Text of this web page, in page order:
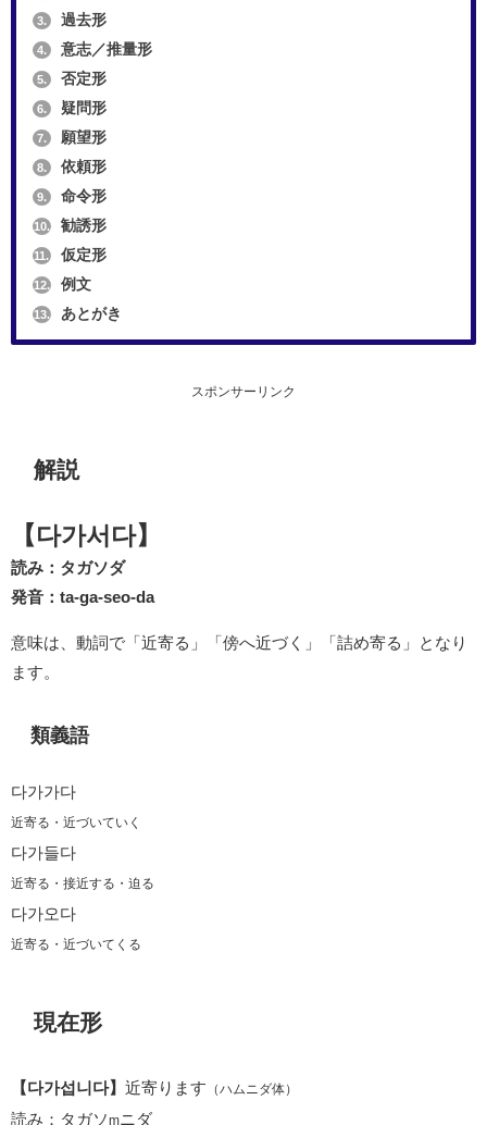
3. 過去形
4. 意志／推量形
5. 否定形
6. 疑問形
7. 願望形
8. 依頼形
9. 命令形
10. 勧誘形
11. 仮定形
12. 例文
13. あとがき
スポンサーリンク
解説
【다가서다】
読み：タガソダ
発音：ta-ga-seo-da
意味は、動詞で「近寄る」「傍へ近づく」「詰め寄る」となり
ます。
類義語
다가가다
近寄る・近づいていく
다가들다
近寄る・接近する・迫る
다가오다
近寄る・近づいてくる
現在形
【다가섭니다】 近寄ります （ハムニダ体）
読み：タガソmニダ